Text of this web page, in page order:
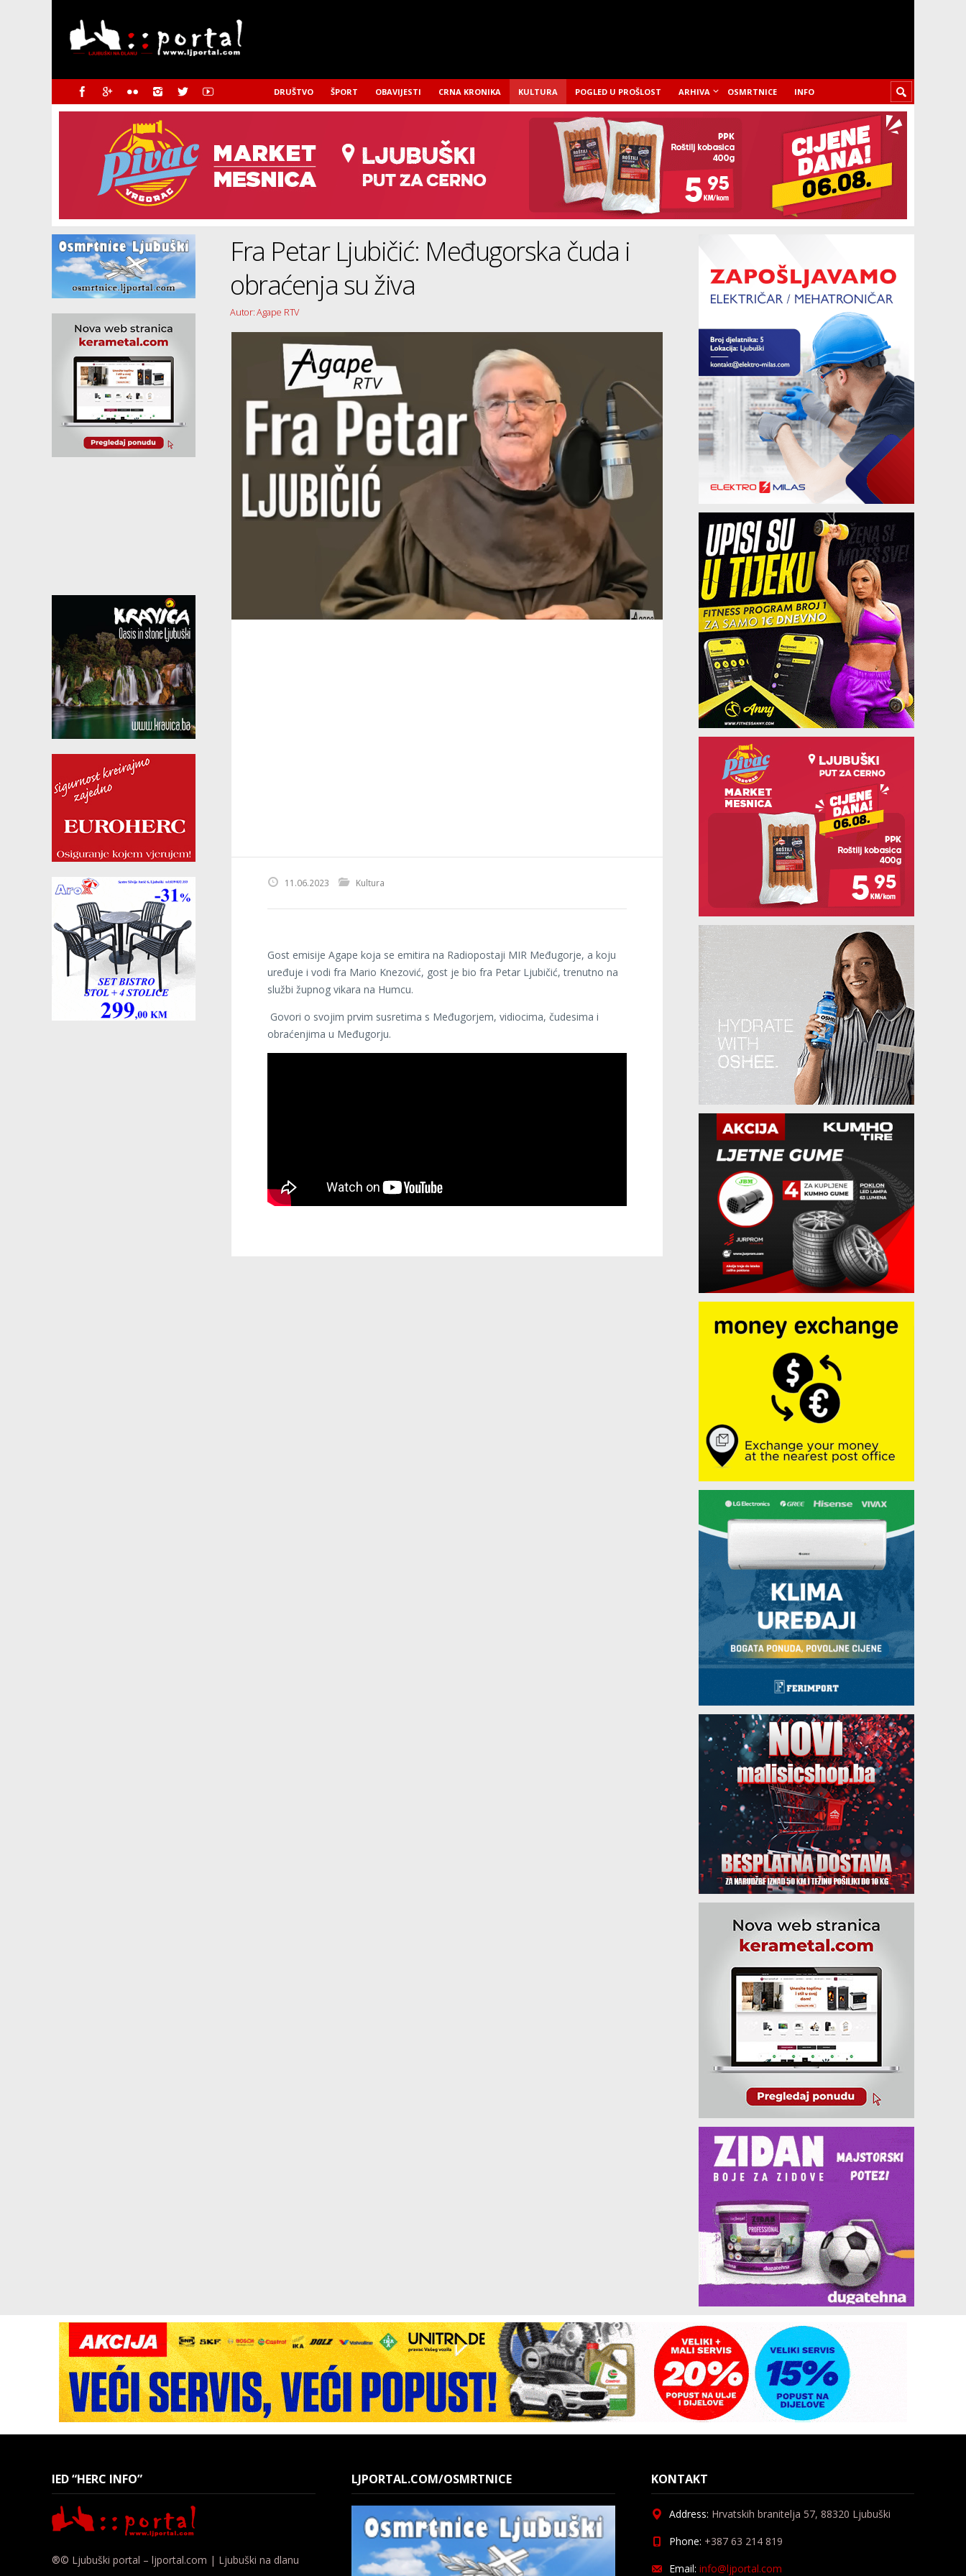
DRUŠTVO ŠPORT OBAVIJESTI CRNA KRONIKA KULTURA POGLED U PROŠLOST ARHIVA OSMRTNICE INFO
Fra Petar Ljubičić: Međugorska čuda i
obraćenja su živa
Autor: Agape RTV
11.06.2023 Kultura
Gost emisije Agape koja se emitira na Radiopostaji MIR Međugorje, a koju
uređuje i vodi fra Mario Knezović, gost je bio fra Petar Ljubičić, trenutno na
službi župnog vikara na Humcu.
Govori o svojim prvim susretima s Međugorjem, vidiocima, čudesima i
obraćenjima u Međugorju.
IED “HERC INFO”
®© Ljubuški portal – ljportal.com | Ljubuški na dlanu
LJPORTAL.COM/OSMRTNICE KONTAKT
Address: Hrvatskih branitelja 57, 88320 Ljubuški
Phone: +387 63 214 819
Email: info@ljportal.com